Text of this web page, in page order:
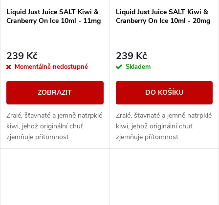
Liquid Just Juice SALT Kiwi &
Cranberry On Ice 10ml - 11mg
239 Kč
Momentálně nedostupné
ZOBRAZIT
Zralé, šťavnaté a jemně natrpklé
kiwi, jehož originální chuť
zjemňuje přítomnost
slaďoučkých brusinek. Vše je
Liquid Just Juice SALT Kiwi &
Cranberry On Ice 10ml - 20mg
239 Kč
Skladem
DO KOŠÍKU
Zralé, šťavnaté a jemně natrpklé
kiwi, jehož originální chuť
zjemňuje přítomnost
slaďoučkých brusinek. Vše je